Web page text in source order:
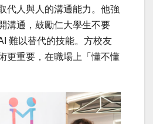
代人與人的溝通能力。他強
溝通，鼓勵仁大學生不要
難以替代的技能。方校友
更重要，在職場上「懂不懂